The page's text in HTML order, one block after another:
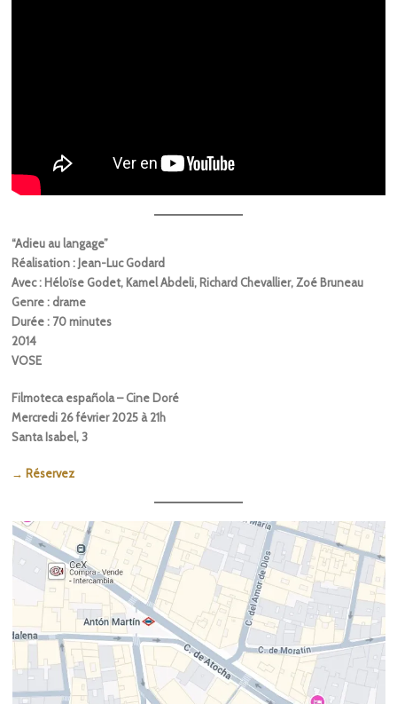
“Adieu au langage”
Réalisation : Jean-Luc Godard
Avec : Héloïse Godet, Kamel Abdeli, Richard Chevallier, Zoé Bruneau
Genre : drame
Durée : 70 minutes
2014
VOSE
Filmoteca española – Cine Doré
Mercredi 26 février 2025 à 21h
Santa Isabel, 3
→ Réservez